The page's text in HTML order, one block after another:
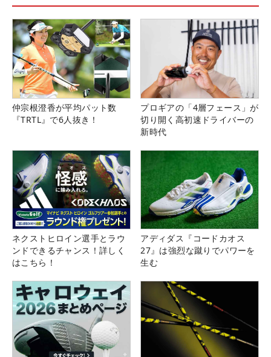
仲宗根澄香が平均パット数
『TRTL』で6人抜き！
プロギアの「4層フェース」が
切り開く高初速ドライバーの
新時代
ネクストヒロイン選手とラウ
ンドできるチャンス！詳しく
はこちら！
アディダス『コードカオス
27』は強烈な蹴りでパワーを
生む